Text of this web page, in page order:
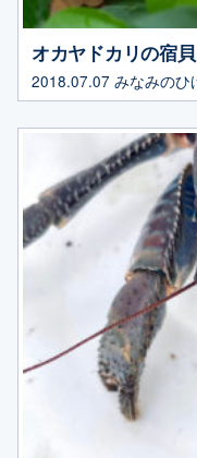
オカヤドカリの宿
2018.07.07 みなみのひ